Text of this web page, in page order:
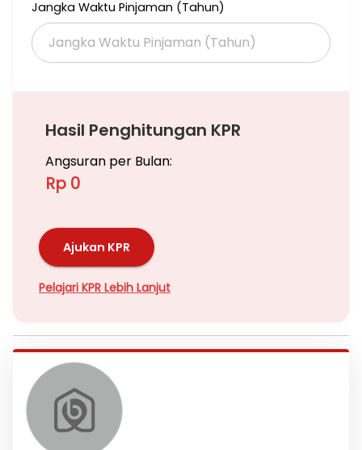
Jangka Waktu Pinjaman (Tahun)
Hasil Penghitungan KPR
Angsuran per Bulan:
Rp 0
Ajukan KPR
Pelajari KPR Lebih Lanjut